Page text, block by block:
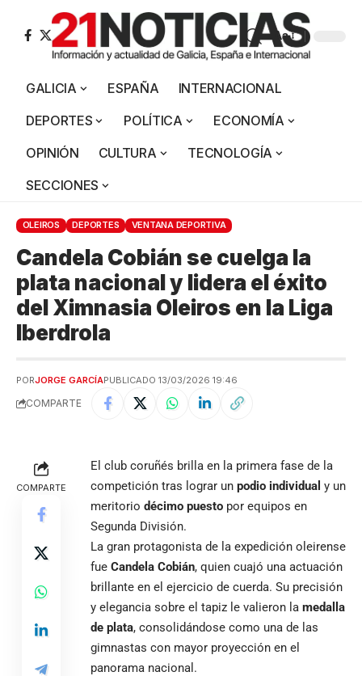
Aa
GALICIA ESPAÑA
INTERNACIONAL
DEPORTES
POLÍTICA
ECONOMÍA
OPINIÓN
CULTURA
TECNOLOGÍA
SECCIONES
OLEIROS DEPORTES VENTANA DEPORTIVA
Candela Cobián se cuelga la
plata nacional y lidera el éxito
del Ximnasia Oleiros en la Liga
Iberdrola
PORJORGE GARCÍAPUBLICADO 13/03/2026 19:46
COMPARTE
COMPARTE
El club coruñés brilla en la primera fase de la
competición tras lograr un podio individual y un
meritorio décimo puesto por equipos en
Segunda División.
La gran protagonista de la expedición oleirense
fue Candela Cobián, quien cuajó una actuación
brillante en el ejercicio de cuerda. Su precisión
y elegancia sobre el tapiz le valieron la medalla
de plata, consolidándose como una de las
gimnastas con mayor proyección en el
panorama nacional.